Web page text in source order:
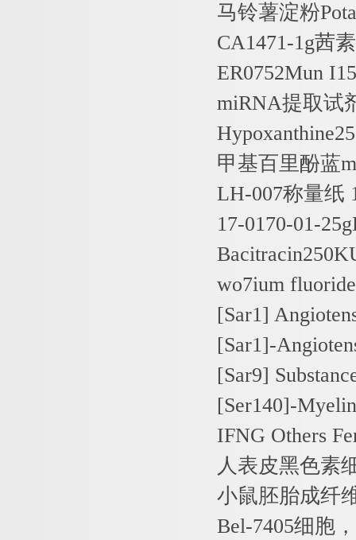
马铃薯淀粉
CA1471-1g茜
ER0752Mun
miRNA提取试
甲基百里酚蓝
LH-007称量纸
17-0170-01-
wo7ium
[Sar1]
[Sar1]-
[Sar9]
[Ser140]-
IFNG Others
人表皮黑色素
小鼠胚胎成纤
Bel-7405细胞